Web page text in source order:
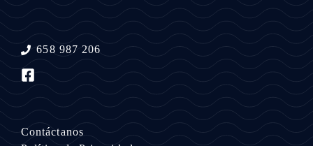
658 987 206
Contáctanos